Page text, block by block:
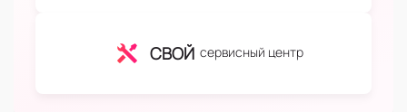
СВОЙ сервисный центр